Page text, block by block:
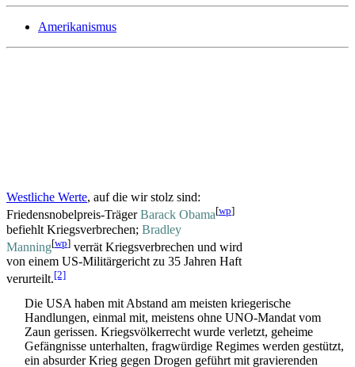
Amerikanismus
Westliche Werte, auf die wir stolz sind:
Friedensnobelpreis-TrägerBarack Obama[wp]
befiehlt Kriegsverbrechen; Bradley
Manning[wp] verrät Kriegsverbrechen und wird
von einem US-Militär­gericht zu 35 Jahren Haft
verurteilt.[2]
Die USA haben mit Abstand am meisten kriegerische
Handlungen, einmal mit, meistens ohne UNO-Mandat vom
Zaun gerissen. Kriegs­völkerrecht wurde verletzt, geheime
Gefängnisse unterhalten, fragwürdige Regimes werden gestützt,
ein absurder Krieg gegen Drogen geführt mit gravierenden